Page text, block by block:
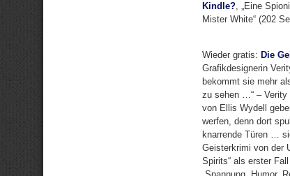
Kindle?, „Eine
Mister White“ (202
Wieder gratis: Die
Grafikdesignerin
bekommt sie mehr
zu sehen …“ – Verity
von Ellis Wydell
werfen, denn dort
knarrende Türen …
Geisterkrimi von der
Spirits“ als erster